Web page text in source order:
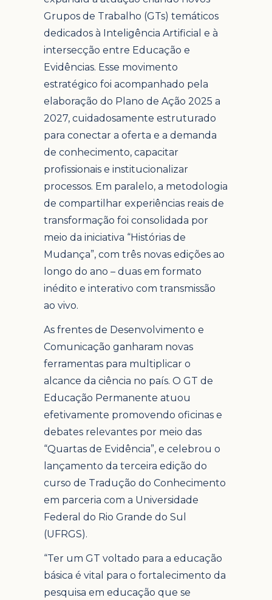
Grupos de Trabalho (GTs) temáticos
dedicados à Inteligência Artificial e à
intersecção entre Educação e
Evidências. Esse movimento
estratégico foi acompanhado pela
elaboração do Plano de Ação 2025 a
2027, cuidadosamente estruturado
para conectar a oferta e a demanda
de conhecimento, capacitar
profissionais e institucionalizar
processos. Em paralelo, a metodologia
de compartilhar experiências reais de
transformação foi consolidada por
meio da iniciativa “Histórias de
Mudança”, com três novas edições ao
longo do ano – duas em formato
inédito e interativo com transmissão
ao vivo.
As frentes de Desenvolvimento e
Comunicação ganharam novas
ferramentas para multiplicar o
alcance da ciência no país. O GT de
Educação Permanente atuou
efetivamente promovendo oficinas e
debates relevantes por meio das
“Quartas de Evidência”, e celebrou o
lançamento da terceira edição do
curso de Tradução do Conhecimento
em parceria com a Universidade
Federal do Rio Grande do Sul
(UFRGS).
“Ter um GT voltado para a educação
básica é vital para o fortalecimento da
pesquisa em educação que se